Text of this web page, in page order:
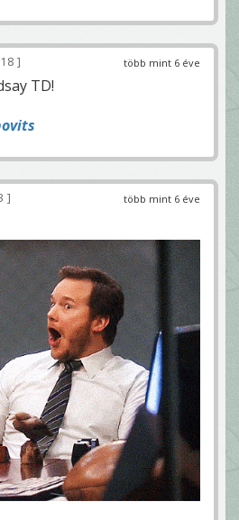
több mint 6 éve
TD!
több mint 6 éve